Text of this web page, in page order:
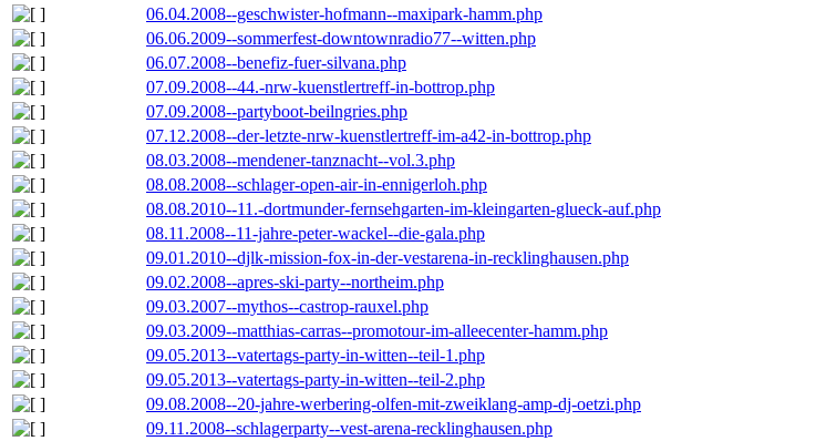
06.04.2008--geschwister-hofmann--maxipark-hamm.php
06.06.2009--sommerfest-downtownradio77--witten.php
06.07.2008--benefiz-fuer-silvana.php
07.09.2008--44.-nrw-kuenstlertreff-in-bottrop.php
07.09.2008--partyboot-beilngries.php
07.12.2008--der-letzte-nrw-kuenstlertreff-im-a42-in-bottrop.php
08.03.2008--mendener-tanznacht--vol.3.php
08.08.2008--schlager-open-air-in-ennigerloh.php
08.08.2010--11.-dortmunder-fernsehgarten-im-kleingarten-glueck-auf.php
08.11.2008--11-jahre-peter-wackel--die-gala.php
09.01.2010--djlk-mission-fox-in-der-vestarena-in-recklinghausen.php
09.02.2008--apres-ski-party--northeim.php
09.03.2007--mythos--castrop-rauxel.php
09.03.2009--matthias-carras--promotour-im-alleecenter-hamm.php
09.05.2013--vatertags-party-in-witten--teil-1.php
09.05.2013--vatertags-party-in-witten--teil-2.php
09.08.2008--20-jahre-werbering-olfen-mit-zweiklang-amp-dj-oetzi.php
09.11.2008--schlagerparty--vest-arena-recklinghausen.php